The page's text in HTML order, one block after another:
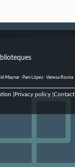
Maynar · Pam López · Vanesa Rovira
Privacy policy| Contact|